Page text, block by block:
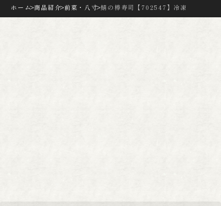
ホーム>商品紹介>前菜・八寸>鯖の棒寿司【702547】冷凍